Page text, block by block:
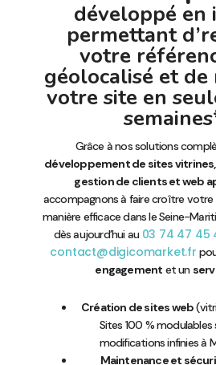
développé en
permettant
votre
géolocalisé et
votre site en
Grâce à nos solutions
développement de sites
gestion de clients et web
accompagnons à faire croître votre
manière efficace dans le Seine-
dès aujourd’hui au 03 74 47 45
contact@digicomarket.fr
engagement et un
Création de sites web
Sites 100 % modulables
modifications infinies à
Maintenance et